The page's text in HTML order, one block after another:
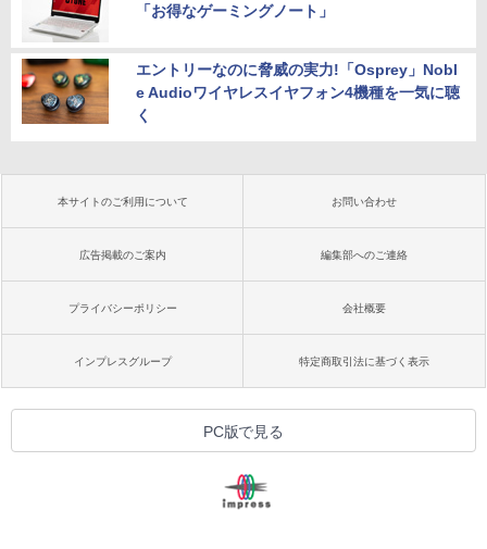
「お得なゲーミングノート」
エントリーなのに脅威の実力!「Osprey」Nobl
e Audioワイヤレスイヤフォン4機種を一気に聴
く
本サイトのご利用について お問い合わせ
広告掲載のご案内 編集部へのご連絡
プライバシーポリシー 会社概要
インプレスグループ 特定商取引法に基づく表示
PC版で見る